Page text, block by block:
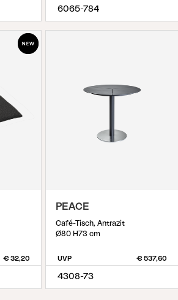
6065-784
€ 32,20
PEACE
Café-Tisch, Antrazit
Ø80 H73 cm
UVP € 537,60
4308-73